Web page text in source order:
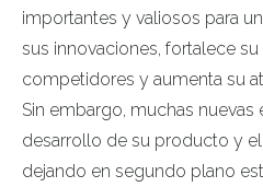
importantes y valiosos para
sus innovaciones, fortalece
competidores y aumenta su
Sin embargo, muchas nuevas
desarrollo de su producto y
dejando en segundo plano